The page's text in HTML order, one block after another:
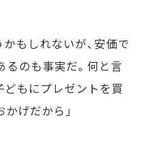
かもしれないが、安価で
のも事実だ。何と言
もにプレゼントを買
げだから」